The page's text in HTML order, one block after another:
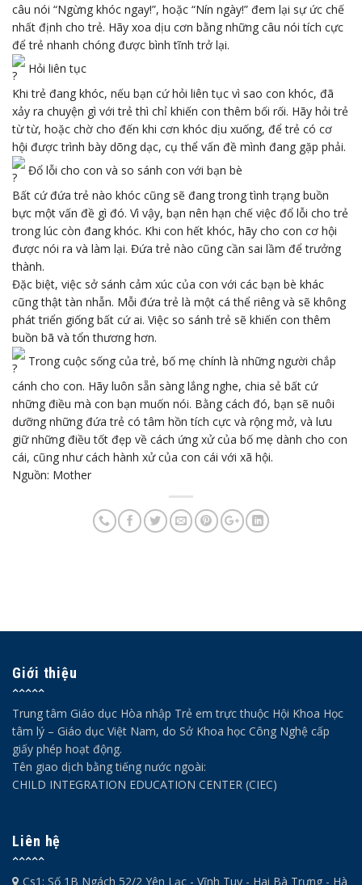
câu nói “Ngừng khóc ngay!”, hoặc “Nín ngày!” đem lại sự ức chế
nhất định cho trẻ. Hãy xoa dịu cơn bằng những câu nói tích cực
để trẻ nhanh chóng được bình tĩnh trở lại.
Hỏi liên tục
Khi trẻ đang khóc, nếu bạn cứ hỏi liên tục vì sao con khóc, đã
xảy ra chuyện gì với trẻ thì chỉ khiến con thêm bối rối. Hãy hỏi trẻ
từ từ, hoặc chờ cho đến khi cơn khóc dịu xuống, để trẻ có cơ
hội được trình bày dõng dạc, cụ thể vấn đề mình đang gặp phải.
Đổ lỗi cho con và so sánh con với bạn bè
Bất cứ đứa trẻ nào khóc cũng sẽ đang trong tình trạng buồn
bực một vấn đề gì đó. Vì vậy, bạn nên hạn chế việc đổ lỗi cho trẻ
trong lúc còn đang khóc. Khi con hết khóc, hãy cho con cơ hội
được nói ra và làm lại. Đứa trẻ nào cũng cần sai lầm để trưởng
thành.
Đặc biệt, việc sở sánh cảm xúc của con với các bạn bè khác
cũng thật tàn nhẫn. Mỗi đứa trẻ là một cá thể riêng và sẽ không
phát triển giống bất cứ ai. Việc so sánh trẻ sẽ khiến con thêm
buồn bã và tổn thương hơn.
Trong cuộc sống của trẻ, bố mẹ chính là những người chắp
cánh cho con. Hãy luôn sẵn sàng lắng nghe, chia sẻ bất cứ
những điều mà con bạn muốn nói. Bằng cách đó, bạn sẽ nuôi
dưỡng những đứa trẻ có tâm hồn tích cực và rộng mở, và lưu
giữ những điều tốt đẹp về cách ứng xử của bố mẹ dành cho con
cái, cũng như cách hành xử của con cái với xã hội.
Nguồn: Mother
Giới thiệu
Trung tâm Giáo dục Hòa nhập Trẻ em trực thuộc Hội Khoa Học
tâm lý – Giáo dục Việt Nam, do Sở Khoa học Công Nghệ cấp
giấy phép hoạt động.
Tên giao dịch bằng tiếng nước ngoài:
CHILD INTEGRATION EDUCATION CENTER (CIEC)
Liên hệ
Cs1: Số 1B Ngách 52/2 Yên Lạc - Vĩnh Tuy - Hai Bà Trưng - Hà